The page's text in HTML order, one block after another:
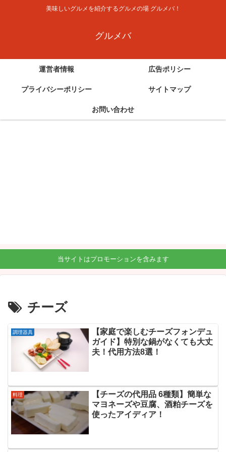
美味しいグルメを紹介するグルメの場 グルメバ！
グルメバ
運営者情報 広告ポリシー
プライバシーポリシー サイトマップ
お問い合わせ
当サイトはプロモーションを含みます
チーズ
調理器具
【家庭で楽しむチーズフォンデュ
ガイド】特別な鍋がなくても大丈
夫！代用方法8選！
料理
【チーズの代用品 6種類】簡単な
マヨネーズや豆腐、酒粕チーズを
使ったアイディア！